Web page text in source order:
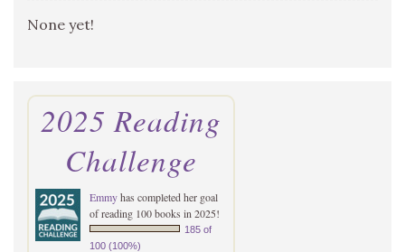
None yet!
2025 Reading
Challenge
Emmyhas completed her goal
of reading 100 books in 2025!
185 of
100 (100%)